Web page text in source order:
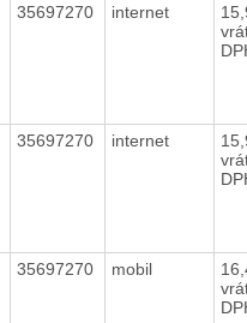
35697270 internet
35697270 internet
35697270 mobil